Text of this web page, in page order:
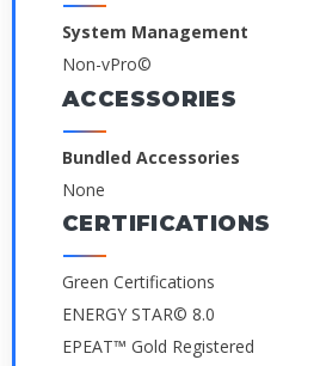
System Management
Non-vPro©
ACCESSORIES
Bundled Accessories
None
CERTIFICATIONS
Green Certifications
ENERGY STAR© 8.0
EPEAT™ Gold Registered